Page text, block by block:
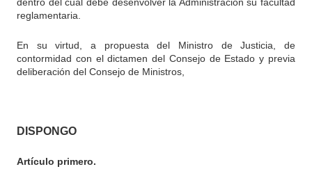
dentro del cual debe desenvolver la Administración su facultad
reglamentaria.
En su virtud, a propuesta del Ministro de Justicia, de
contormidad con el dictamen del Consejo de Estado y previa
deliberación del Consejo de Ministros,
DISPONGO
Artículo primero.